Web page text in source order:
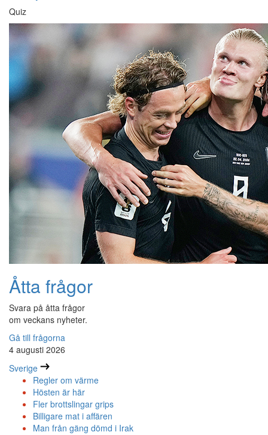
Quiz
Åtta frågor
Svara på åtta frågor
om veckans nyheter.
Gå till frågorna
4 augusti 2026
Sverige
Regler om värme
Hösten är här
Fler brottslingar grips
Billigare mat i affären
Man från gäng dömd i Irak